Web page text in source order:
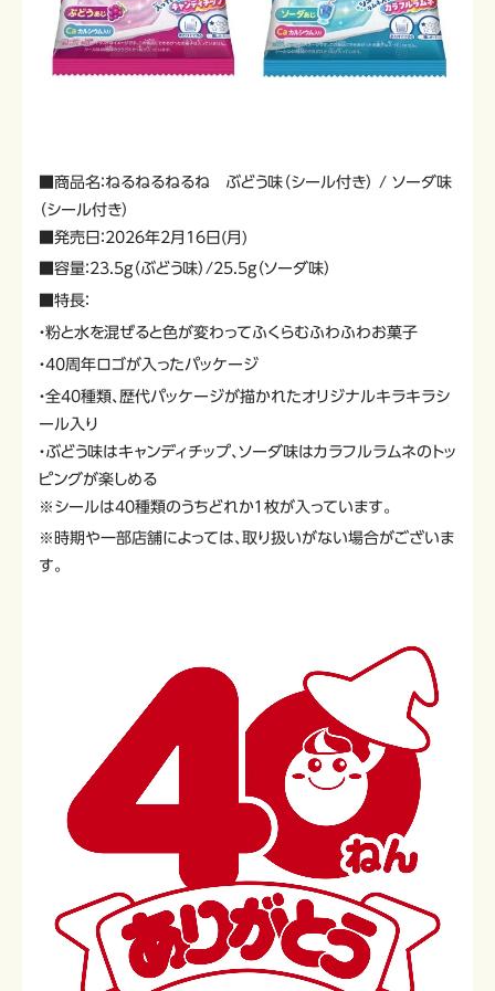
■商品名：ねるねるねるね ぶどう味（シール付き） / ソーダ味
（シール付き）
■発売日：2026年2月16日(月)
■容量：23.5g（ぶどう味）/25.5g（ソーダ味）
■特長：
・粉と水を混ぜると色が変わってふくらむふわふわお菓子
・40周年ロゴが入ったパッケージ
・全40種類、歴代パッケージが描かれたオリジナルキラキラシ
ール入り
・ぶどう味はキャンディチップ、ソーダ味はカラフルラムネのトッ
ピングが楽しめる
※シールは40種類のうちどれか１枚が入っています。
※時期や一部店舗によっては、取り扱いがない場合がございま
す。